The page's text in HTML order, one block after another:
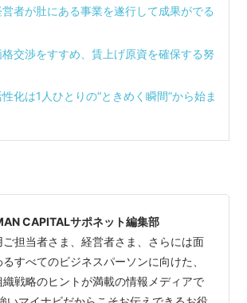
者が肚にある事業を遂行して成果がでる
交渉をすすめ、賃上げ原資を確保する努
化は1人ひとりの“ときめく瞬間”から始ま
CAPITALサポネット編集部
担当者さま、経営者さま、さらには面
すべてのビジネスパーソンに向けた、
戦略のヒントが満載の情報メディアで